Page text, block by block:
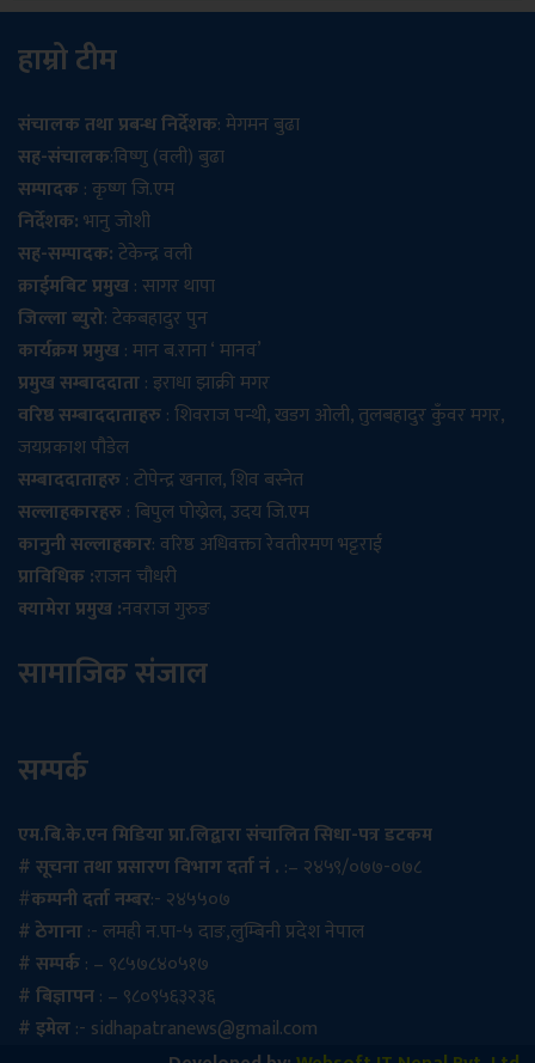
हाम्रो टीम
संचालक तथा प्रबन्ध निर्देशक: मेगमन बुढा
सह-संचालक:विष्णु (वली) बुढा
सम्पादक: कृष्ण जि.एम
निर्देशक:भानु जोशी
सह-सम्पादक:टेकेन्द्र वली
क्राईमबिट प्रमुख: सागर थापा
जिल्ला ब्युरो: टेकबहादुर पुन
कार्यक्रम प्रमुख: मान ब.राना ‘ मानव’
प्रमुख सम्बाददाता: इराधा झाक्री मगर
वरिष्ठ सम्बाददाताहरु: शिवराज पन्थी, खडग ओली, तुलबहादुर कुँवर मगर,
जयप्रकाश पौडेल
सम्बाददाताहरु: टोपेन्द्र खनाल, शिव बस्नेत
सल्लाहकारहरु: बिपुल पोख्रेल, उदय जि.एम
कानुनी सल्लाहकार: वरिष्ठ अधिवक्ता रेवतीरमण भट्टराई
प्राविधिक :राजन चौधरी
क्यामेरा प्रमुख :नवराज गुरुङ
सामाजिक संजाल
सम्पर्क
एम.बि.के.एन मिडिया प्रा.लिद्वारा संचालित सिधा-पत्र डटकम
# सूचना तथा प्रसारण विभाग दर्ता नं . :– २४५९/०७७-०७८
#कम्पनी दर्ता नम्बर:- २४५५०७
# ठेगाना:- लमही न.पा-५ दाङ,लुम्बिनी प्रदेश नेपाल
# सम्पर्क: – ९८५७८४०५१७
# बिज्ञापन: – ९८०९५६३२३६
# इमेल:- sidhapatranews@gmail.com